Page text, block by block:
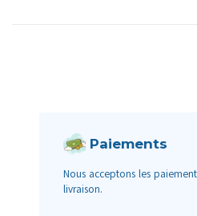
Paiements
Nous acceptons les
livraison.